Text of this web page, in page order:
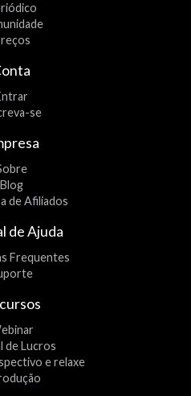
se
Blog
de Afiliados
de Ajuda
Frequentes
de Lucros
e relaxe